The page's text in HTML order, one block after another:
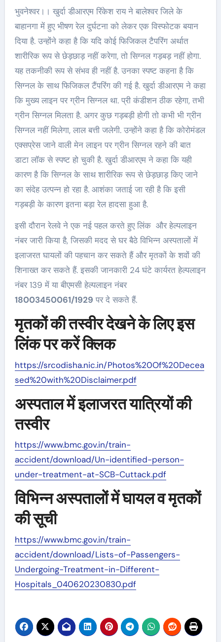
भुवनेश्वर।। खुर्दा डीआरएम रिंकेश राय ने बालेश्वर जिले के
बाहानगा में हुए भीषण रेल दुर्घटना को लेकर एक विस्फोटक बयान
दिया है. उन्होंने कहा है कि यदि कोई फिजिकल टैपरिंग अर्थात
शारीरिक रूप से छेड़छाड़ नहीं करेगा, तो सिग्नल गड़बड़ नहीं होगा.
यह तकनीकी रूप से संभव ही नहीं है. उनका स्पष्ट कहना है कि
सिग्नल के साथ फिजिकल टैंपरिंग की गई है. खुर्दा डीआरएम ने कहा
कि मुख्य लाइन पर ग्रीन सिग्नल था. प्री कंडीशन ठीक रहेगा, तभी
ग्रीन सिग्नल मिलता है. अगर कुछ गड़बड़ी होगी तो कभी भी ग्रीन
सिग्नल नहीं मिलेगा, लाल बत्ती जलेगी. उन्होंने कहा है कि कोरोमंडल
एक्सप्रेस जाने वाली मेन लाइन पर ग्रीन सिग्नल रहने की बात
डाटा लॉक से स्पष्ट हो चुकी है. खुर्दा डीआरएम ने कहा कि यही
कारण है कि सिग्नल के साथ शारीरिक रूप से छेड़छाड़ किए जाने
का संदेह उत्पन्न हो रहा है. आशंका जताई जा रही है कि इसी
गड़बड़ी के कारण इतना बड़ा रेल हादसा हुआ है.
इसी दौरान रेलवे ने एक नई पहल करते हुए लिंक और हेल्‍पलाइन
नंबर जारी किया है, जिसकी मदद से घर बैठे विभिन्‍न अस्‍पतालों में
इलाजरत घायलों की पहचान कर सकते हैं और मृतकों के शवों की
शिनाख्‍त कर सकते हैं. इसकी जानकारी 24 घंटे कार्यरत हेल्पलाइन
नंबर 139 में या बीएमसी हेल्पलाइन नंबर
18003450061/1929 पर दे सकते हैं.
मृतकों की तस्‍वीर देखने के लिए इस
लिंक पर करें क्लिक
https://srcodisha.nic.in/Photos%20Of%20Decea
sed%20with%20Disclaimer.pdf
अस्पताल में इलाजरत यात्रियों की
तस्वीर
https://www.bmc.gov.in/train-
accident/download/Un-identified-person-
under-treatment-at-SCB-Cuttack.pdf
विभिन्न अस्पतालों में घायल व मृतकों
की सूची
https://www.bmc.gov.in/train-
accident/download/Lists-of-Passengers-
Undergoing-Treatment-in-Different-
Hospitals_040620230830.pdf